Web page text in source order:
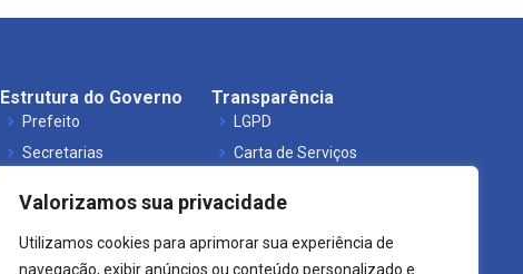
Valorizamos sua privacidade
Utilizamos cookies para aprimorar sua experiência de
navegação, exibir anúncios ou conteúdo personalizado e
Estrutura do Governo
Prefeito
Secretarias
Transparência
LGPD
Carta de Serviços